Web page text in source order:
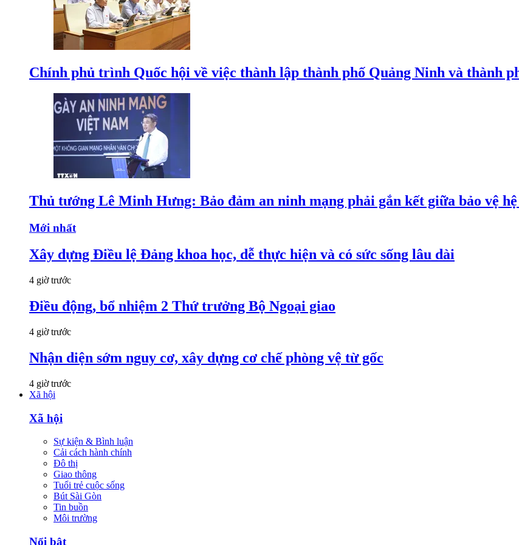
Chính phủ trình Quốc hội về việc thành lập thành phố Quảng Ninh và thành
Thủ tướng Lê Minh Hưng: Bảo đảm an ninh mạng phải gắn kết giữa bảo vệ
Mới nhất
Xây dựng Điều lệ Đảng khoa học, dễ thực hiện và có sức sống lâu dài
4 giờ trước
Điều động, bổ nhiệm 2 Thứ trưởng Bộ Ngoại giao
4 giờ trước
Nhận diện sớm nguy cơ, xây dựng cơ chế phòng vệ từ gốc
4 giờ trước
Xã hội
Xã hội
Sự kiện & Bình luận
Cải cách hành chính
Đô thị
Giao thông
Tuổi trẻ cuộc sống
Bút Sài Gòn
Tin buồn
Môi trường
Nổi bật